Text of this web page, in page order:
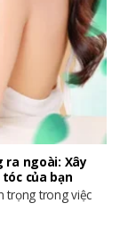
ra ngoài: Xây
của bạn
trọng trong việc